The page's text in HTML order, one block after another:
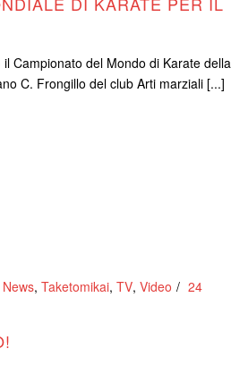
Campionato del Mondo di Karate della
C. Frongillo del club Arti marziali [...]
News, Taketomikai, TV, Video
24